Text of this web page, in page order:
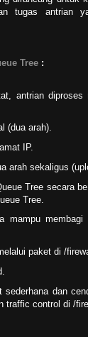
tugas antrian
Tree :
antrian
(dua arah).
IP.
arah sekaligus
Tree secara
Tree.
mampu
paket di /
sederhana dan
traffic control di /